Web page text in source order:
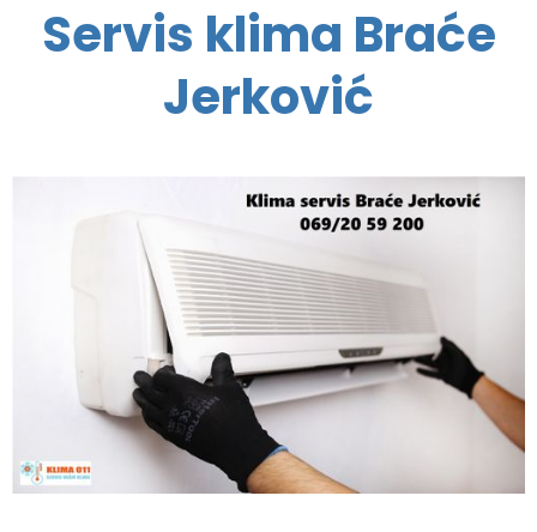
Servis klima Braće
Jerković